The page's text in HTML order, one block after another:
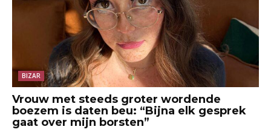
BIZAR
Vrouw met steeds groter wordende
boezem is daten beu: “Bijna elk gesprek
gaat over mijn borsten”